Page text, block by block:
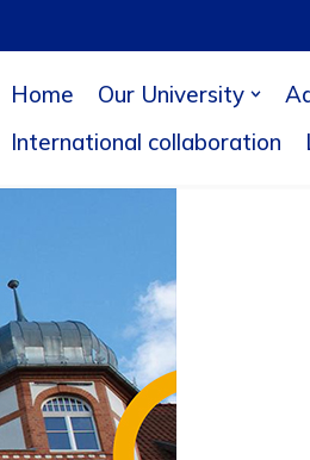
Home Our University
International collaboration